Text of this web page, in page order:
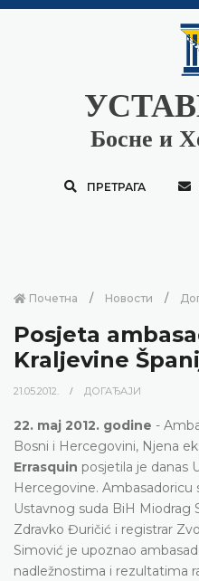
Босне и
ПРЕТРАГА
Почетна Новости
Posjeta
Kraljevine
21.05.2012. ДОГАЂАЈИ
22. maj 2012. godine -
Bosni i Hercegovini, Njena
Errasquin posjetila je danas
Hercegovine. Ambasadoricu
Ustavnog suda BiH Miodrag
Zdravko Đuričić i registrar
Simović je upoznao
nadležnostima i rezultatima